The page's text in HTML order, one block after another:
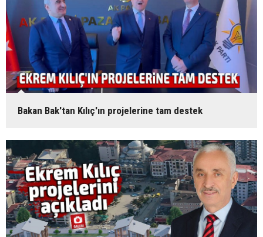
Bakan Bak'tan Kılıç'ın projelerine tam destek